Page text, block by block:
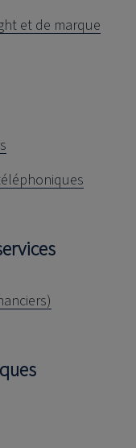
et de marque